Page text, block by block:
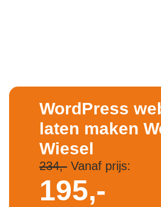
WordPress
laten maken
Wiesel
234,-Vanaf prijs:
195,-